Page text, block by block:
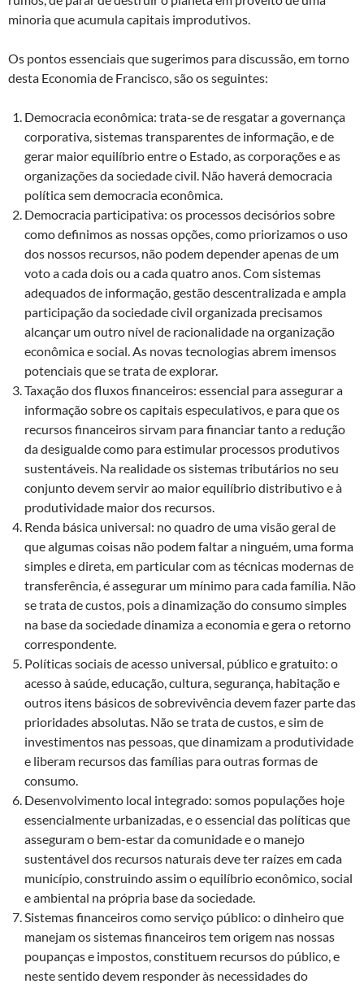
minoria que acumula capitais improdutivos.
Os pontos essenciais que sugerimos para discussão, em torno
desta Economia de Francisco, são os seguintes:
Democracia econômica: trata-se de resgatar a governança
corporativa, sistemas transparentes de informação, e de
gerar maior equilíbrio entre o Estado, as corporações e as
organizações da sociedade civil. Não haverá democracia
política sem democracia econômica.
Democracia participativa: os processos decisórios sobre
como definimos as nossas opções, como priorizamos o uso
dos nossos recursos, não podem depender apenas de um
voto a cada dois ou a cada quatro anos. Com sistemas
adequados de informação, gestão descentralizada e ampla
participação da sociedade civil organizada precisamos
alcançar um outro nível de racionalidade na organização
econômica e social. As novas tecnologias abrem imensos
potenciais que se trata de explorar.
Taxação dos fluxos financeiros: essencial para assegurar a
informação sobre os capitais especulativos, e para que os
recursos financeiros sirvam para financiar tanto a redução
da desigualde como para estimular processos produtivos
sustentáveis. Na realidade os sistemas tributários no seu
conjunto devem servir ao maior equilíbrio distributivo e à
produtividade maior dos recursos.
Renda básica universal: no quadro de uma visão geral de
que algumas coisas não podem faltar a ninguém, uma forma
simples e direta, em particular com as técnicas modernas de
transferência, é assegurar um mínimo para cada família. Não
se trata de custos, pois a dinamização do consumo simples
na base da sociedade dinamiza a economia e gera o retorno
correspondente.
Políticas sociais de acesso universal, público e gratuito: o
acesso à saúde, educação, cultura, segurança, habitação e
outros itens básicos de sobrevivência devem fazer parte das
prioridades absolutas. Não se trata de custos, e sim de
investimentos nas pessoas, que dinamizam a produtividade
e liberam recursos das famílias para outras formas de
consumo.
Desenvolvimento local integrado: somos populações hoje
essencialmente urbanizadas, e o essencial das políticas que
asseguram o bem-estar da comunidade e o manejo
sustentável dos recursos naturais deve ter raízes em cada
município, construindo assim o equilíbrio econômico, social
e ambiental na própria base da sociedade.
Sistemas financeiros como serviço público: o dinheiro que
manejam os sistemas financeiros tem origem nas nossas
poupanças e impostos, constituem recursos do público, e
neste sentido devem responder às necessidades do